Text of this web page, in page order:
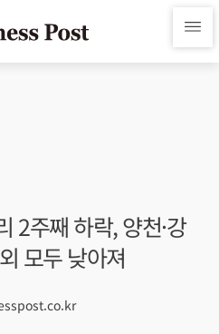
2주째 하락, 양천·강
모두 낮아져